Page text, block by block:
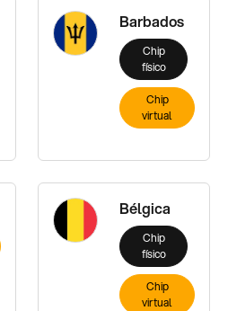
Barbados
Chip
físico
Chip
virtual
Bélgica
Chip
físico
Chip
virtual